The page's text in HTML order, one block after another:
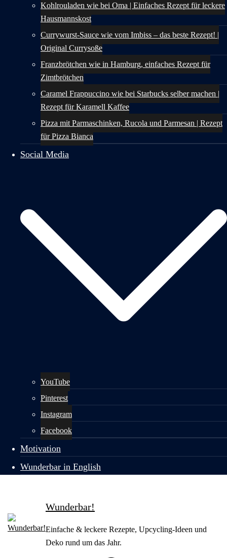
Kohlrouladen wie bei Oma | Einfaches Rezept für leckere
Hausmannskost
Currywurst-Sauce wie vom Imbiss – das beste Rezept! |
Original Currysoße
Franzbrötchen wie in Hamburg, einfaches Rezept für
Zimtbrötchen
Caramel Frappuccino wie bei Starbucks selber machen |
Rezept für Karamell Kaffee
Pizza mit Parmaschinken, Rucola und Parmesan | Rezept
für Pizza Bianca
Social Media
YouTube
Pinterest
Instagram
Facebook
Motivation
Wunderbar in English
Wunderbar!
Einfache & leckere Rezepte, Upcycling-Ideen und
Deko rund um das Jahr.